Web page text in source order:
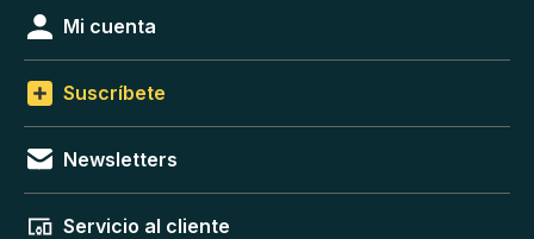
Mi cuenta
Suscríbete
Newsletters
Servicio al cliente